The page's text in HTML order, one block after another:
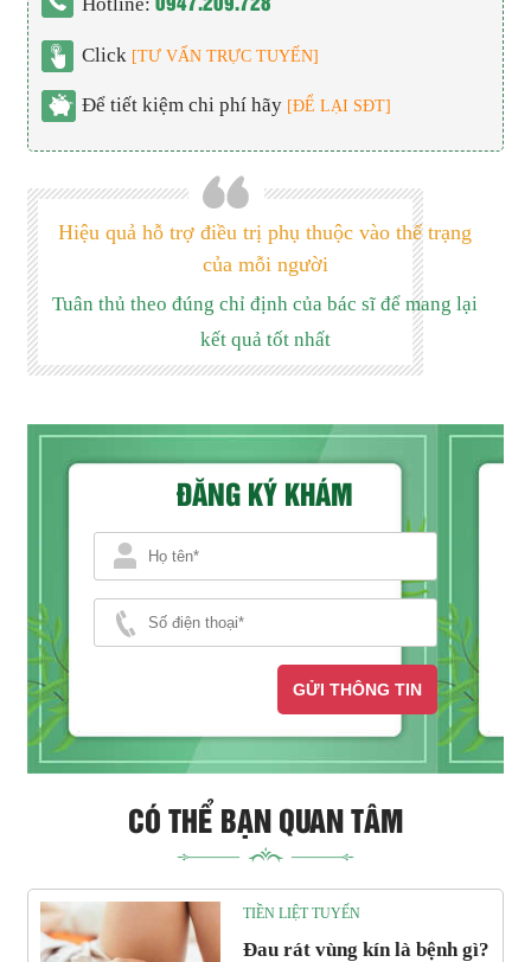
Click [TƯ VẤN TRỰC TUYẾN]
Để tiết kiệm chi phí hãy [ĐỂ LẠI SĐT]
Hiệu quả hỗ trợ điều trị phụ thuộc vào thể trạng
của mỗi người
Tuân thủ theo đúng chỉ định của bác sĩ để mang lại
kết quả tốt nhất
ĐĂNG KÝ KHÁM
GỬI THÔNG TIN
CÓ THỂ BẠN QUAN TÂM
TIỀN LIỆT TUYẾN
Đau rát vùng kín là bệnh gì?